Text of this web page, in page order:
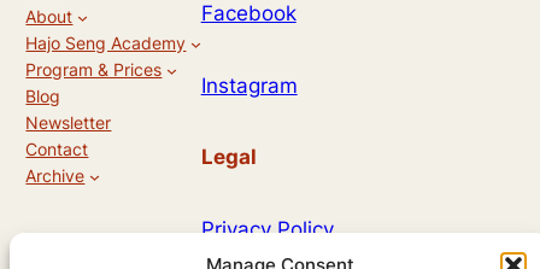
About
Hajo Seng Academy
Program & Prices
Blog
Newsletter
Contact
Archive
Facebook
Instagram
Legal
Privacy Policy